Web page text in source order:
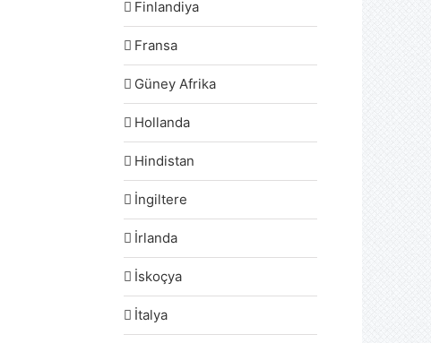
Finlandiya
Fransa
Güney Afrika
Hollanda
Hindistan
İngiltere
İrlanda
İskoçya
İtalya